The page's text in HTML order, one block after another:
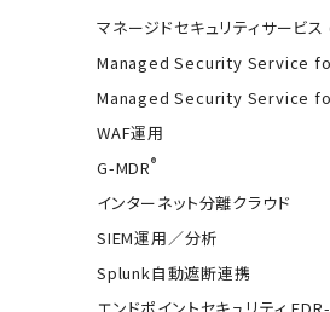
マネージドセキュリティサービス
Managed Security Service
Managed Security Service
WAF運用
G-MDR®
インターネット分離クラウド
SIEM運用／分析
Splunk自動遮断連携